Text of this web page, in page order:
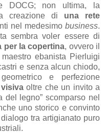
DOCG; non ultima, la
creazione di una rete
nel medesimo business.
sembra voler essere di
per la copertina, ovvero il
ebanista Pierluigi
e senza alcun chiodo,
e perfezione
oltre che un invito a
legno” scomparso nel
uno storico e convinto
tra artigianato puro